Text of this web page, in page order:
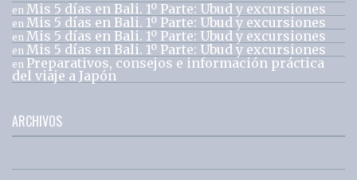
en Mis 5 días en Bali. 1º Parte: Ubud y excursiones
en Mis 5 días en Bali. 1º Parte: Ubud y excursiones
en Mis 5 días en Bali. 1º Parte: Ubud y excursiones
en Mis 5 días en Bali. 1º Parte: Ubud y excursiones
en Preparativos, consejos e información práctica
del viaje a Japón
ARCHIVOS